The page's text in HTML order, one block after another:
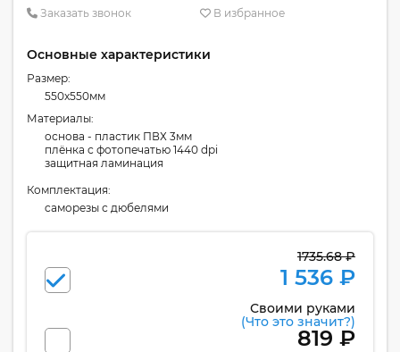
Заказать звонок
В избранное
Основные характеристики
Размер:
550x550мм
Материалы:
основа - пластик ПВХ 3мм
плёнка с фотопечатью 1440 dpi
защитная ламинация
Комплектация:
cаморезы с дюбелями
1735.68 ₽
1 536 ₽
Своими руками
(Что это значит?)
819 ₽